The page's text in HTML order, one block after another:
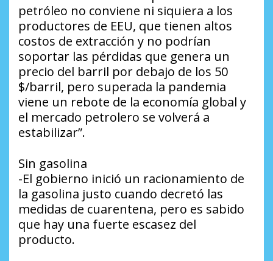
petróleo no conviene ni siquiera a los
productores de EEU, que tienen altos
costos de extracción y no podrían
soportar las pérdidas que genera un
precio del barril por debajo de los 50
$/barril, pero superada la pandemia
viene un rebote de la economía global y
el mercado petrolero se volverá a
estabilizar”.
Sin gasolina
-El gobierno inició un racionamiento de
la gasolina justo cuando decretó las
medidas de cuarentena, pero es sabido
que hay una fuerte escasez del
producto.